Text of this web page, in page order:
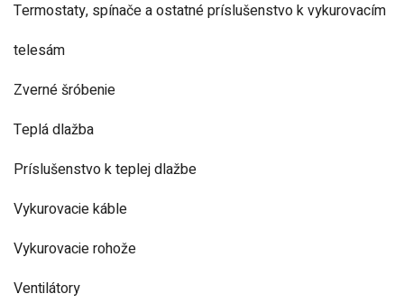
Termostaty, spínače a ostatné príslušenstvo k vykurovacím
telesám
Zverné šróbenie
Teplá dlažba
Príslušenstvo k teplej dlažbe
Vykurovacie káble
Vykurovacie rohože
Ventilátory